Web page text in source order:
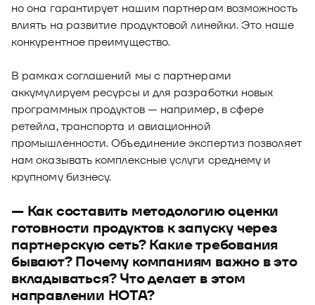
но она гарантирует нашим партнерам возможность
влиять на развитие продуктовой линейки. Это наше
конкурентное преимущество.
В рамках соглашений мы с партнерами
аккумулируем ресурсы и для разработки новых
программных продуктов — например, в сфере
ретейла, транспорта и авиационной
промышленности. Объединение экспертиз позволяет
нам оказывать комплексные услуги среднему и
крупному бизнесу.
— Как составить методологию оценки
готовности продуктов к запуску через
партнерскую сеть? Какие требования
бывают? Почему компаниям важно в это
вкладываться? Что делает в этом
направлении НОТА?